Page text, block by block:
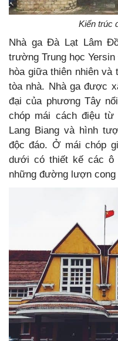
Kiến trúc
Nhà ga Đà Lạt Lâm
trường Trung học
hòa giữa thiên nhiên và
tòa nhà. Nhà ga được
đại của phương Tây
chóp mái cách điệu
Lang Biang và hình
độc đáo. Ở mái chóp
dưới có thiết kế các ô
những đường lượn